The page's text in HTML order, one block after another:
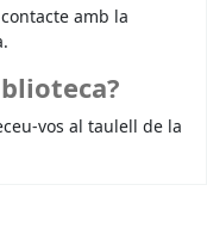
amb la
vos al taulell de la